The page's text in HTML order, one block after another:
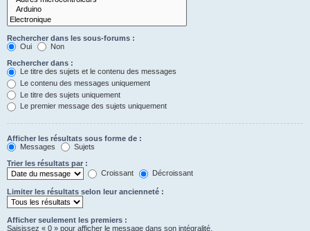
Rechercher dans les sous-forums :
Oui
Non
Rechercher dans :
Le titre des sujets et le contenu des messages
Le contenu des messages uniquement
Le titre des sujets uniquement
Le premier message des sujets uniquement
Afficher les résultats sous forme de :
Messages
Sujets
Trier les résultats par :
Croissant
Décroissant
Limiter les résultats selon leur ancienneté :
Afficher seulement les premiers :
Saisissez « 0 » pour afficher le message dans son intégralité.